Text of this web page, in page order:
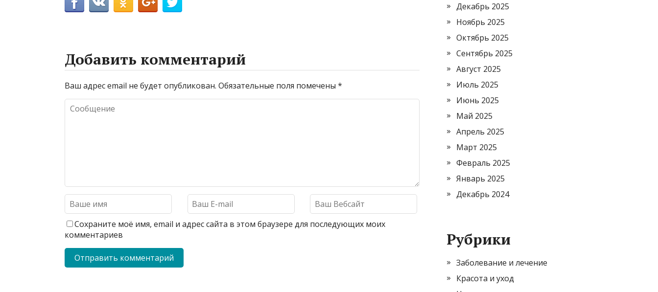
Добавить комментарий
Ваш адрес email не будет опубликован. Обязательные поля помечены *
Сохраните моё имя, email и адрес сайта в этом браузере для последующих моих
комментариев
Декабрь 2025
Ноябрь 2025
Октябрь 2025
Сентябрь 2025
Август 2025
Июль 2025
Июнь 2025
Май 2025
Апрель 2025
Март 2025
Февраль 2025
Январь 2025
Декабрь 2024
Рубрики
Заболевание и лечение
Красота и уход